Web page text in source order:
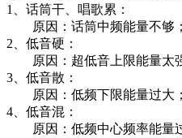
1、话筒干、唱歌累：
原因：话筒中频能量不够；
2、低音硬：
原因：超低音上限能量太强
3、低音散：
原因：低频下限能量过大；
4、低音混：
原因：低频中心频率能量过